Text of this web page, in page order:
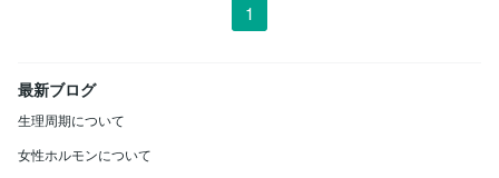
1
最新ブログ
生理周期について
女性ホルモンについて